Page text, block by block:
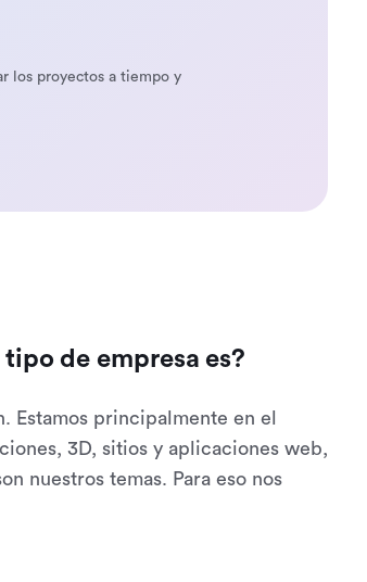
los proyectos a tiempo y
de empresa es?
Estamos principalmente en el
3D, sitios y aplicaciones web,
nuestros temas. Para eso nos